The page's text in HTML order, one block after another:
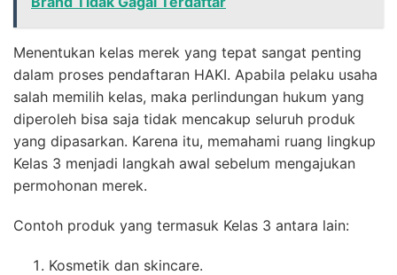
Menentukan kelas merek yang tepat sangat penting
dalam proses pendaftaran HAKI. Apabila pelaku usaha
salah memilih kelas, maka perlindungan hukum yang
diperoleh bisa saja tidak mencakup seluruh produk
yang dipasarkan. Karena itu, memahami ruang lingkup
Kelas 3 menjadi langkah awal sebelum mengajukan
permohonan merek.
Contoh produk yang termasuk Kelas 3 antara lain:
Kosmetik dan skincare.